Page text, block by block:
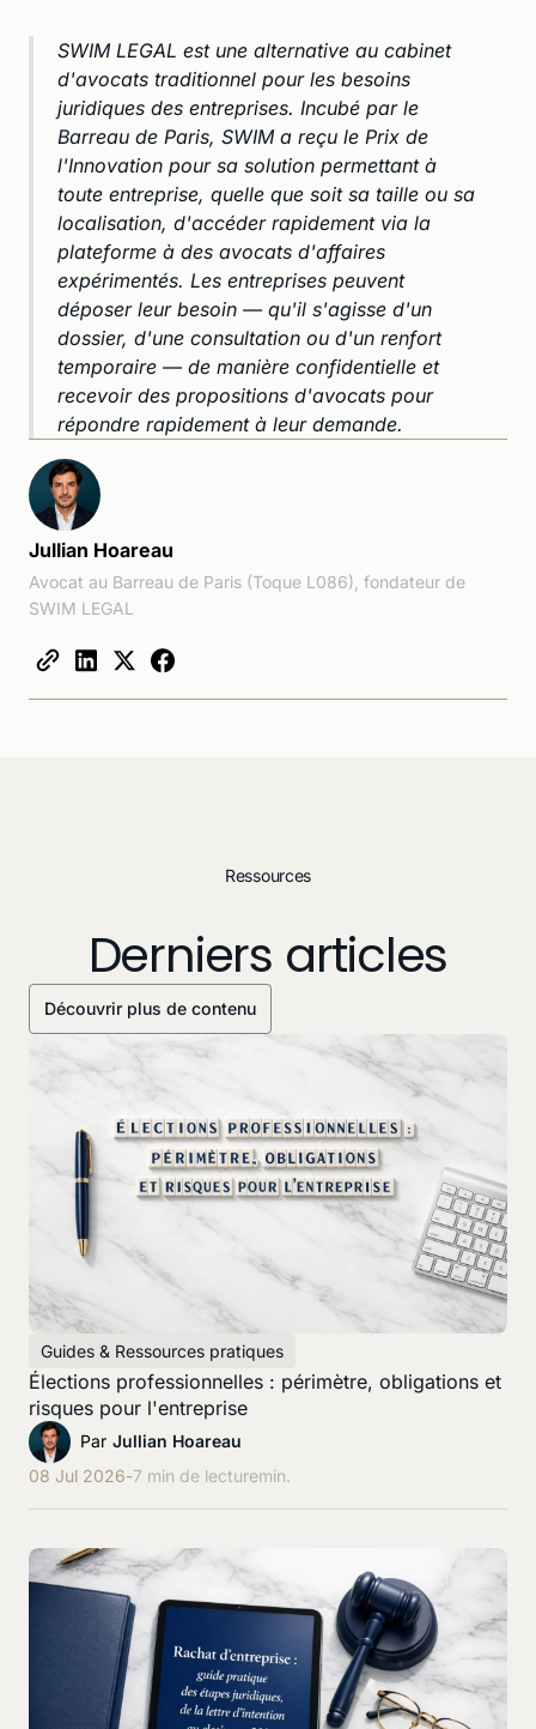
SWIM LEGAL est une alternative au cabinet
d'avocats traditionnel pour les besoins
juridiques des entreprises. Incubé par le
Barreau de Paris, SWIM a reçu le Prix de
l'Innovation pour sa solution permettant à
toute entreprise, quelle que soit sa taille ou sa
localisation, d'accéder rapidement via la
plateforme à des avocats d'affaires
expérimentés. Les entreprises peuvent
déposer leur besoin — qu'il s'agisse d'un
dossier, d'une consultation ou d'un renfort
temporaire — de manière confidentielle et
recevoir des propositions d'avocats pour
répondre rapidement à leur demande.
Jullian Hoareau
Avocat au Barreau de Paris (Toque L086), fondateur de
SWIM LEGAL
Ressources
Derniers articles
Découvrir plus de contenu
Guides & Ressources pratiques
Élections professionnelles : périmètre, obligations et
risques pour l'entreprise
Par Jullian Hoareau
08 Jul 2026-7 min de lecturemin.